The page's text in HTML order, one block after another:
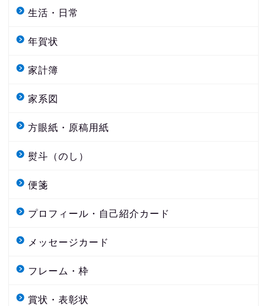
生活・日常
年賀状
家計簿
家系図
方眼紙・原稿用紙
熨斗（のし）
便箋
プロフィール・自己紹介カード
メッセージカード
フレーム・枠
賞状・表彰状